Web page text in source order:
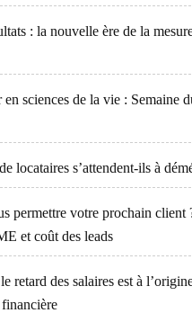
: la nouvelle ère de la
en sciences de la vie : Semaine
locataires s’attendent-ils à
permettre votre prochain client
et coût des leads
retard des salaires est à